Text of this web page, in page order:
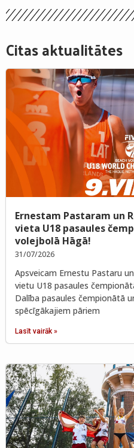
Citas aktualitātes
Ernestam Pastaram un
vieta U18 pasaules
volejbolā Hāgā!
31/07/2026
Apsveicam Ernestu Pastaru
vietu U18 pasaules
Dalība pasaules čempionātā
spēcīgākajiem pāriem
Lasīt vairāk »